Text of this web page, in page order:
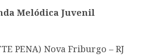
Melódica Juvenil
PENA) Nova Friburgo – RJ